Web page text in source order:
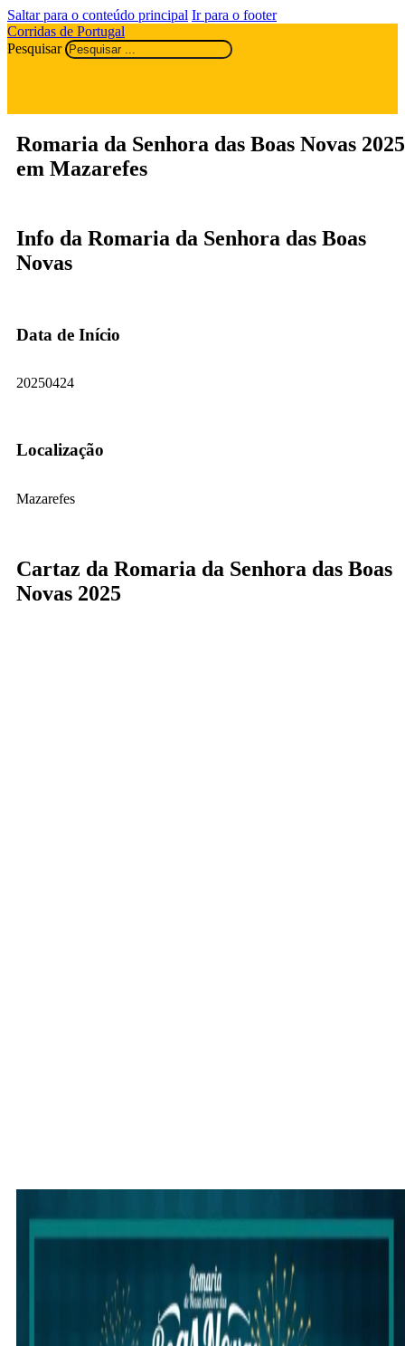
Saltar para o conteúdo principal Ir para o footer
Corridas de Portugal
Pesquisar
Romaria da Senhora das Boas Novas 2025
em Mazarefes
Info da Romaria da Senhora das Boas
Novas
Data de Início
20250424
Localização
Mazarefes
Cartaz da Romaria da Senhora das Boas
Novas 2025